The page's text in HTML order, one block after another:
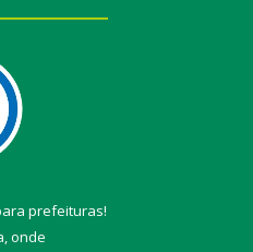
prefeituras!
onde